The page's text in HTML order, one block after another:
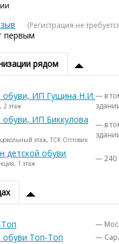
(Регистрация не
первым
рядом
обуви, ИП Гущина Н.И.
2 этаж
— в
обуви, ИП Биккулова
этаж, ТСК Оптовик
— в
детской обуви
1 этаж — 240
—
обуви Топ-Топ —